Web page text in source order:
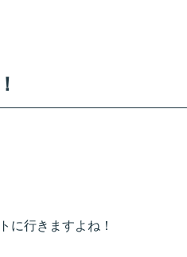
に行きますよね！